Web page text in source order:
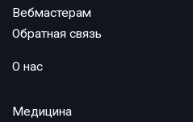
Вебмастерам
Обратная связь
О нас
Медицина